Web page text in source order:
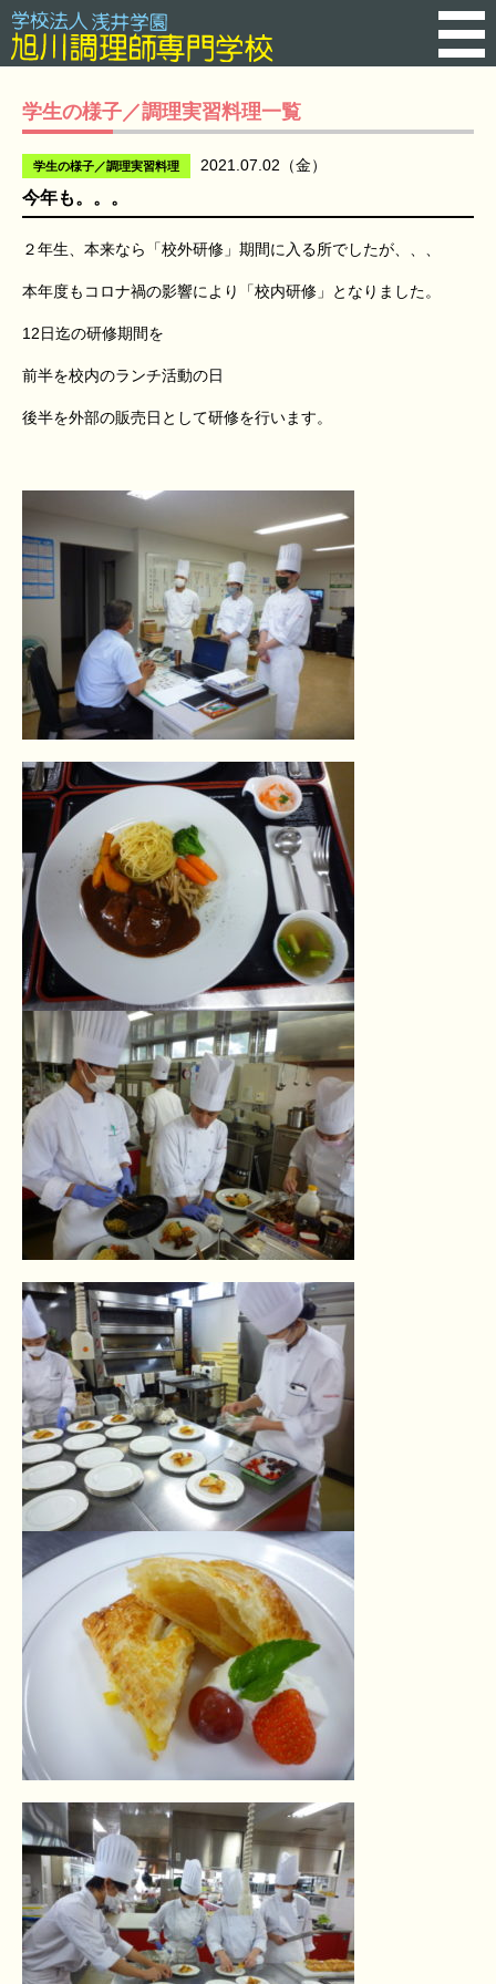
学生の様子／調理実習料理一覧
学生の様子／調理実習料理 2021.07.02（金）
今年も。。。
２年生、本来なら「校外研修」期間に入る所でしたが、、、
本年度もコロナ禍の影響により「校内研修」となりました。
12日迄の研修期間を
前半を校内のランチ活動の日
後半を外部の販売日として研修を行います。